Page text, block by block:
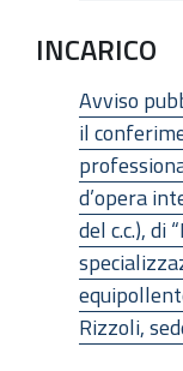
INCARICO
Avviso
il
d’opera
del c.c.), di
Rizzoli,